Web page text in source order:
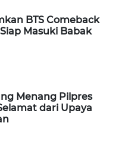
BTS Comeback
Masuki Babak
Menang Pilpres
dari Upaya